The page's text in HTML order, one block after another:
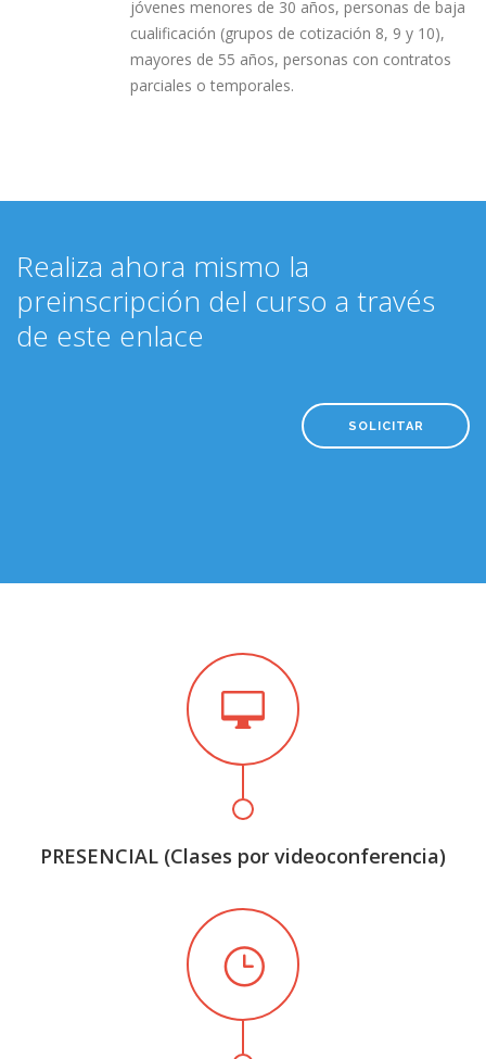
jóvenes menores de 30 años, personas de baja
cualificación (grupos de cotización 8, 9 y 10),
mayores de 55 años, personas con contratos
parciales o temporales.
Realiza ahora mismo la
preinscripción del curso a través
de este enlace
SOLICITAR
PRESENCIAL (Clases por videoconferencia)